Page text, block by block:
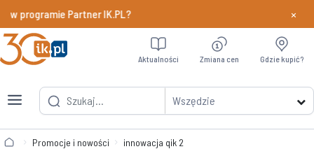
programie Partner IK.PL? Dowiedz
×
Wszędzie
Aktualności Zmiana cen Gdzie kupić?
Promocje i nowości innowacja qik 2